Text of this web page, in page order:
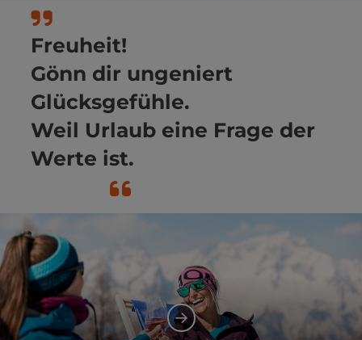
Freuheit!
Gönn dir ungeniert
Glücksgefühle.
Weil Urlaub eine Frage der
Werte ist.